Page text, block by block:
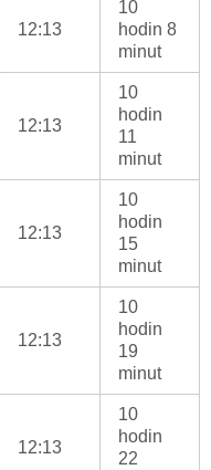
12:13
10
hodin 8
minut
12:13
10
hodin
11
minut
12:13
10
hodin
15
minut
12:13
10
hodin
19
minut
12:13
10
hodin
22